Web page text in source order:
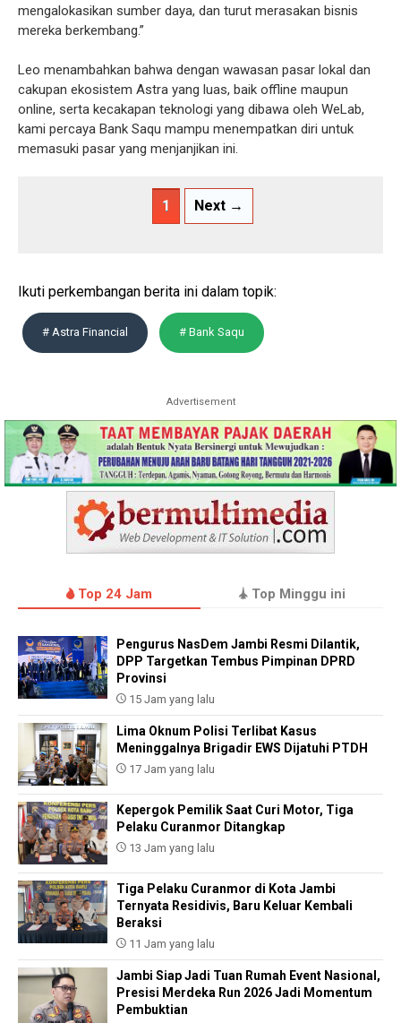
mengalokasikan sumber daya, dan turut merasakan bisnis
mereka berkembang.”
Leo menambahkan bahwa dengan wawasan pasar lokal dan
cakupan ekosistem Astra yang luas, baik offline maupun
online, serta kecakapan teknologi yang dibawa oleh WeLab,
kami percaya Bank Saqu mampu menempatkan diri untuk
memasuki pasar yang menjanjikan ini.
1 Next →
Ikuti perkembangan berita ini dalam topik:
# Astra Financial # Bank Saqu
Advertisement
Top 24 Jam Top Minggu ini
Pengurus NasDem Jambi Resmi Dilantik,
DPP Targetkan Tembus Pimpinan DPRD
Provinsi
15 Jam yang lalu
Lima Oknum Polisi Terlibat Kasus
Meninggalnya Brigadir EWS Dijatuhi PTDH
17 Jam yang lalu
Kepergok Pemilik Saat Curi Motor, Tiga
Pelaku Curanmor Ditangkap
13 Jam yang lalu
Tiga Pelaku Curanmor di Kota Jambi
Ternyata Residivis, Baru Keluar Kembali
Beraksi
11 Jam yang lalu
Jambi Siap Jadi Tuan Rumah Event Nasional,
Presisi Merdeka Run 2026 Jadi Momentum
Pembuktian